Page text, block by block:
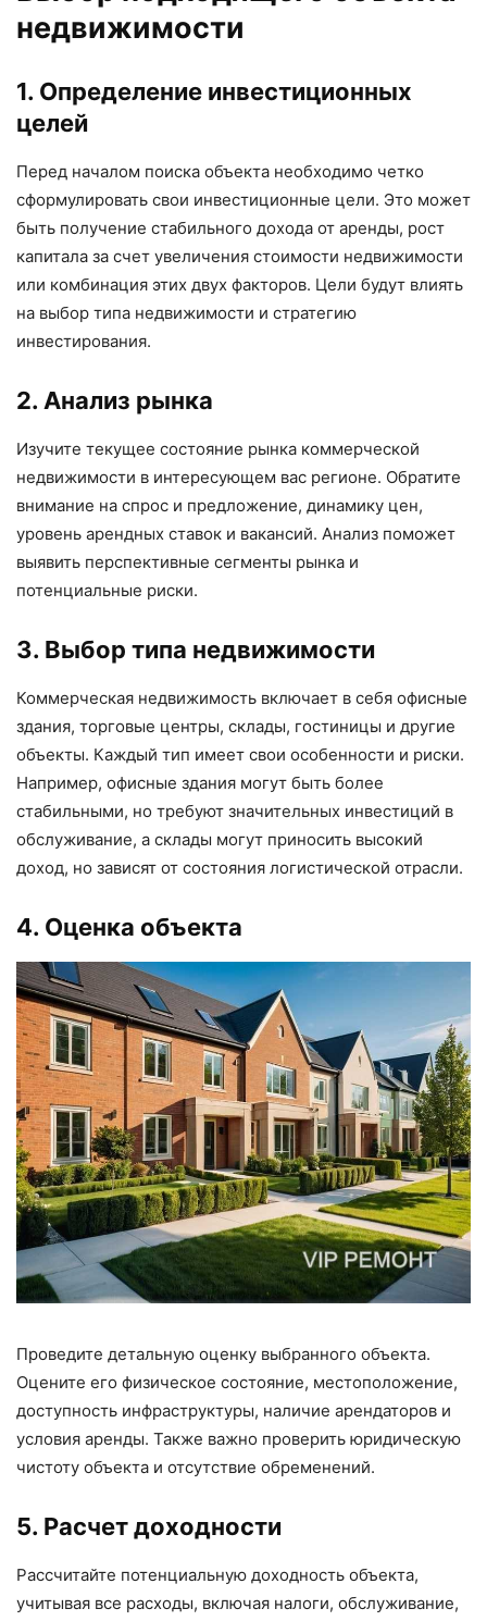
недвижимости
1. Определение инвестиционных
целей
Перед началом поиска объекта необходимо четко
сформулировать свои инвестиционные цели. Это может
быть получение стабильного дохода от аренды, рост
капитала за счет увеличения стоимости недвижимости
или комбинация этих двух факторов. Цели будут влиять
на выбор типа недвижимости и стратегию
инвестирования.
2. Анализ рынка
Изучите текущее состояние рынка коммерческой
недвижимости в интересующем вас регионе. Обратите
внимание на спрос и предложение, динамику цен,
уровень арендных ставок и вакансий. Анализ поможет
выявить перспективные сегменты рынка и
потенциальные риски.
3. Выбор типа недвижимости
Коммерческая недвижимость включает в себя офисные
здания, торговые центры, склады, гостиницы и другие
объекты. Каждый тип имеет свои особенности и риски.
Например, офисные здания могут быть более
стабильными, но требуют значительных инвестиций в
обслуживание, а склады могут приносить высокий
доход, но зависят от состояния логистической отрасли.
4. Оценка объекта
Проведите детальную оценку выбранного объекта.
Оцените его физическое состояние, местоположение,
доступность инфраструктуры, наличие арендаторов и
условия аренды. Также важно проверить юридическую
чистоту объекта и отсутствие обременений.
5. Расчет доходности
Рассчитайте потенциальную доходность объекта,
учитывая все расходы, включая налоги, обслуживание,